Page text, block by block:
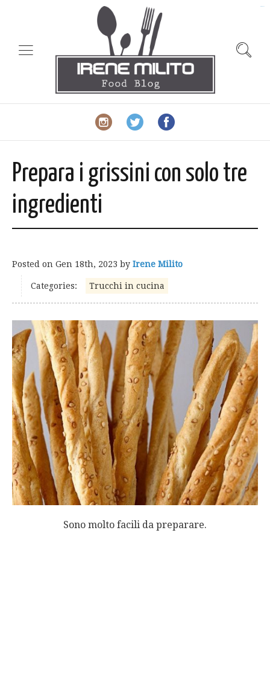
Prepara i grissini con solo tre
ingredienti
Posted on Gen 18th, 2023 by Irene Milito
Categories: Trucchi in cucina
Sono molto facili da preparare.